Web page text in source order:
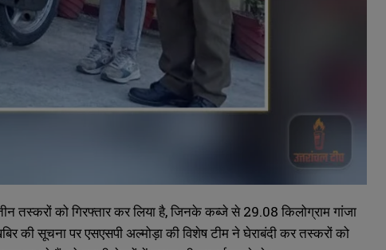
तस्करों को गिरफ्तार कर लिया है, जिनके कब्जे से 29.08 किलोग्राम गांजा
की सूचना पर एसएसपी अल्मोड़ा की विशेष टीम ने घेराबंदी कर तस्करों को